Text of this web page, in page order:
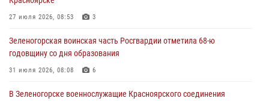
03 августа 2026, 13:12
Росгвардии отметили день образования подразделения
03 августа 2026, 13:09
годовщину со дня образования
27 июля 2026, 08:53 3
Зеленогорская воинская часть Росгвардии отметила 68-ю
годовщину со дня образования
31 июля 2026, 08:08 6
В Зеленогорске военнослужащие Красноярского соединения